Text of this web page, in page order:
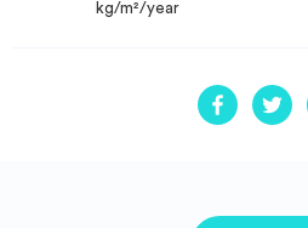
kg/m²/year